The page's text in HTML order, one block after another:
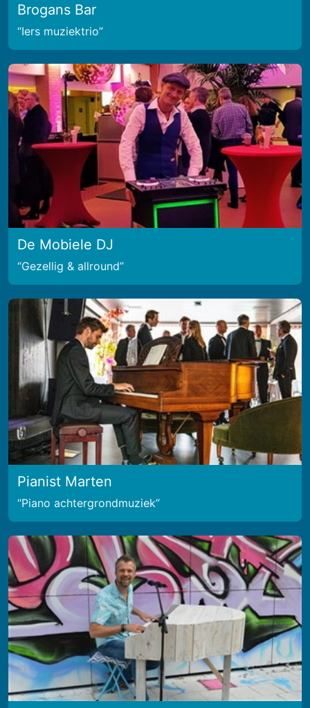
Brogans Bar
Iers muziektrio
De Mobiele DJ
Gezellig & allround
Pianist Marten
Piano achtergrondmuziek